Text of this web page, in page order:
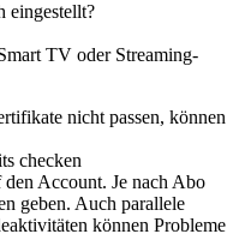
eingestellt?
TV oder Streaming-
nicht passen, können
checken
den Account. Je nach Abo
geben. Auch parallele
können Probleme